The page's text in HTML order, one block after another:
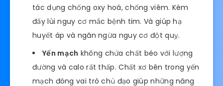
tác dụng chống oxy hoá, chống viêm. Kèm
đẩy lùi nguy cơ mắc bệnh tim. Và giúp hạ
huyết áp và ngăn ngừa nguy cơ đột quỵ.
Yến mạch không chứa chất béo với lượng
đường và calo rất thấp. Chất xơ bên trong yến
mạch đóng vai trò chủ đạo giúp những năng